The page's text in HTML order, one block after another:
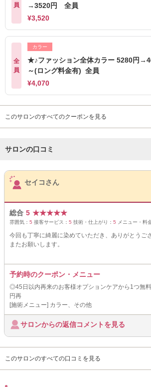
員
→3520円 全員
¥3,520
全
員
カラー
★♪ファッション全体カラー 5280円
～(ロング料金有) 全員
¥4,070
このサロンのすべてのクーポンを見る
サロンの口コミ
サロンPick Up
セイコさん
総合 5 ★★★★★
雰囲気： 5 接客サービス： 5 技術・仕上がり： 5 メニュー・料
今回も丁寧に綺麗に染めていただき、ありがとうご
またお願いします。
予約時のクーポン・メニュー
◎45日以内再来のお客様オプションケアから1つ無
円再
[施術メニュー] カラー、その他
サロンからの返信コメントを見る
このサロンのすべての口コミを見る